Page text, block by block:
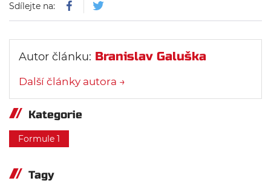
Sdílejte na:
Autor článku: Branislav Galuška
Další články autora →
Kategorie
Formule 1
Tagy